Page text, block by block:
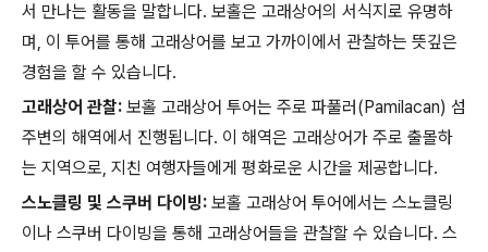
서 만나는 활동을 말합니다. 보홀은 고래상어의 서식지로 유명하
며, 이 투어를 통해 고래상어를 보고 가까이에서 관찰하는 뜻깊은
경험을 할 수 있습니다.
고래상어 관찰: 보홀 고래상어 투어는 주로 파풀러(Pamilacan) 섬
주변의 해역에서 진행됩니다. 이 해역은 고래상어가 주로 출몰하
는 지역으로, 지친 여행자들에게 평화로운 시간을 제공합니다.
스노클링 및 스쿠버 다이빙: 보홀 고래상어 투어에서는 스노클링
이나 스쿠버 다이빙을 통해 고래상어들을 관찰할 수 있습니다. 스